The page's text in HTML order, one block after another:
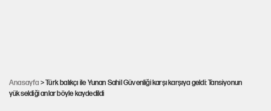
Anasayfa > Türk balıkçı ile Yunan Sahil Güvenliği karşı karşıya geldi: Tansiyonun
yükseldiği anlar böyle kaydedildi